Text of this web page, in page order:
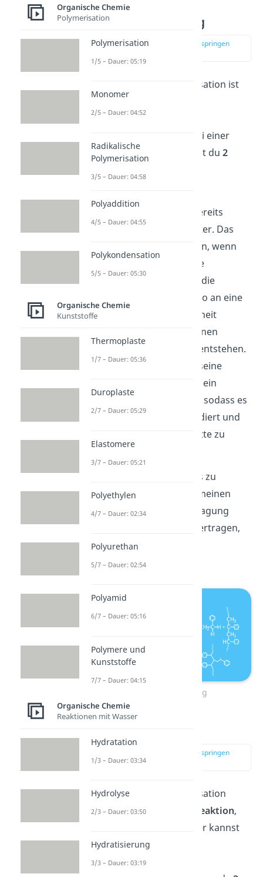
Kettenübertragung
zur Stelle im Video springen
Die radikalische Polymerisation ist
anfällig für bestimmte
Nebenreaktionen
. Bei einer
Kettenübertragung kannst du2
Eigenschaft an eine bereits
bestehende Kette weiter. Das
passiert vor allem dann, wenn
schon viele Monomere
verbraucht sind. Wird die
Radikaleigenschaft also an eine
nicht-endständige Einheit
übertragen, dann können
verzweigte Polymere entstehen.
Eine Kette kann auch seine
Radikaleigenschaft an ein
Monomer übergeben, sodass es
sich an diese Kette addiert und
anfängt, eine neue Kette zu
bilden.
In beiden Fällen kommt es zu
Verzweigungen
. Im Allgemeinen
wird bei der Kettenübertragung
nicht direkt eine Kette übertragen,
sondern die
Kettenbildung
Kettenübertragung
zur Stelle im Video springen
(03:32)
Die radikalische Polymerisation
endet mit einer
Abbruchreaktion,
. Auch hier kannst
du verschiedene Fälle
unterscheiden. Für eine
Organische Chemie
Polymerisation
Polymerisation
1/5 – Dauer: 05:19
Monomer
2/5 – Dauer: 04:52
Radikalische
Polymerisation
3/5 – Dauer: 04:58
Polyaddition
4/5 – Dauer: 04:55
Polykondensation
5/5 – Dauer: 05:30
Organische Chemie
Kunststoffe
Thermoplaste
1/7 – Dauer: 05:36
Duroplaste
2/7 – Dauer: 05:29
Elastomere
3/7 – Dauer: 05:21
Polyethylen
4/7 – Dauer: 02:34
Polyurethan
5/7 – Dauer: 02:54
Polyamid
6/7 – Dauer: 05:16
Polymere und
Kunststoffe
7/7 – Dauer: 04:15
Organische Chemie
Reaktionen mit Wasser
Hydratation
1/3 – Dauer: 03:34
Hydrolyse
2/3 – Dauer: 03:50
Hydratisierung
3/3 – Dauer: 03:19